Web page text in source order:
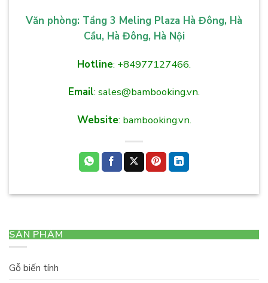
Văn phòng: Tầng 3 Meling Plaza Hà Đông, Hà
Cầu, Hà Đông, Hà Nội
Hotline: +84977127466.
Email: sales@bambooking.vn.
Website: bambooking.vn.
SẢN PHẨM
Gỗ biến tính